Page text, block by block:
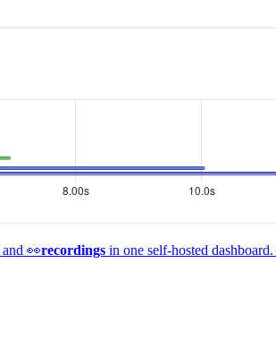
and 👀recordings in one self-hosted dashboard.